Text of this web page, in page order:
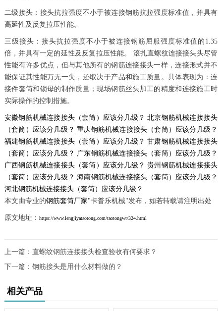
二级接头：接头抗拉强度不小于被连接钢筋抗拉强度标准值，并具有
高延性及反复拉压性能。
三级接头：接头抗拉强度不小于被连接钢筋屈服强度标准值的1.35
倍，并具有一定的延性及反复拉压性能。 滚扎直螺纹连接接头头尽管
性能有许多优点，但与其他所有的钢筋连接接头一样，连接形式并不
能保证其性能万无一失，还取决于产品和施工质量。具体表现为：连
接件套筒和锁母的制作质量；现场钢筋丝头加工的精度和连接施工时
实际操作的控制措施。
安徽钢筋机械连接接头（套筒）应该分几级？ 北京钢筋机械连接接头
（套筒）应该分几级？ 重庆钢筋机械连接接头（套筒）应该分几级？
福建钢筋机械连接接头（套筒）应该分几级？ 甘肃钢筋机械连接接头
（套筒）应该分几级？ 广东钢筋机械连接接头（套筒）应该分几级？
广西钢筋机械连接接头（套筒）应该分几级？ 贵州钢筋机械连接接头
（套筒）应该分几级？ 海南钢筋机械连接接头（套筒）应该分几级？
河北钢筋机械连接接头（套筒）应该分几级？
本文由专业的钢筋套筒厂家"卡普乐机械"发布，如若转载请注明出处
原文地址： https://www.lengjiyataotong.com/taotongwt/324.html
上一篇： 直螺纹钢筋连接接头检查验收有何要求？
下一篇： 钢筋接头是用什么材料做的？
相关产品